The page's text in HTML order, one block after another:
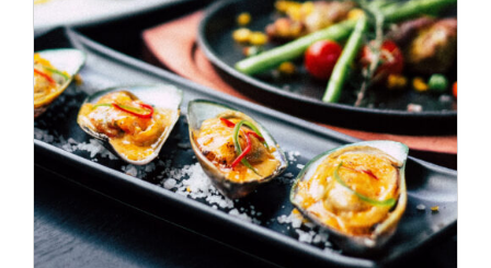
ADD TO CART / DÉTAILS